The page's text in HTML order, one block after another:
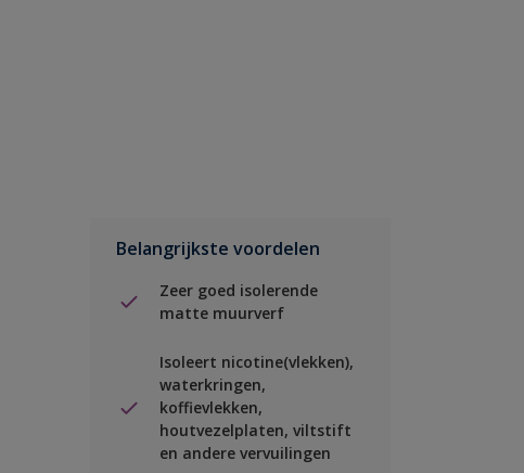
Belangrijkste voordelen
Zeer goed isolerende
matte muurverf
Isoleert nicotine(vlekken),
waterkringen,
koffievlekken,
houtvezelplaten, viltstift
en andere vervuilingen